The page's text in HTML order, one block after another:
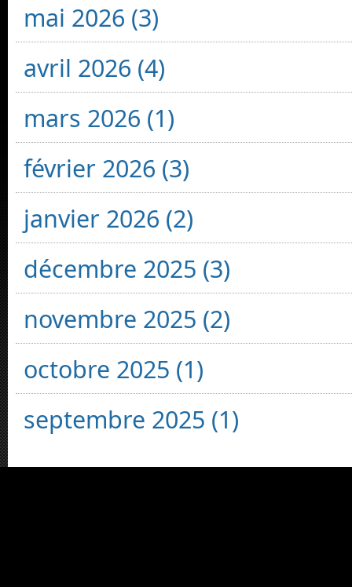
mai 2026 (3)
avril 2026 (4)
mars 2026 (1)
février 2026 (3)
janvier 2026 (2)
décembre 2025 (3)
novembre 2025 (2)
octobre 2025 (1)
septembre 2025 (1)